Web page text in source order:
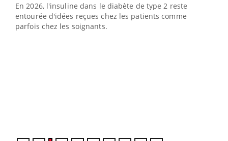
En 2026, l'insuline dans le diabète de type 2 reste
entourée d'idées reçues chez les patients comme
parfois chez les soignants.